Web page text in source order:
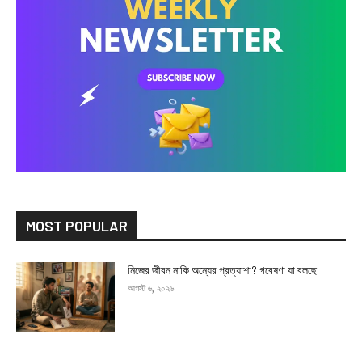
MOST POPULAR
নিজের জীবন নাকি অন্যের প্রত্যাশা? গবেষণা যা বলছে
আগস্ট ৬, ২০২৬